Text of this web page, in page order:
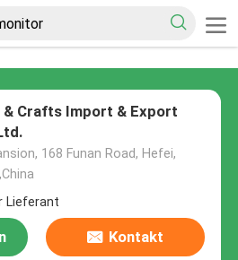
& Crafts Import & Export
168 Funan Road, Hefei,
Lieferant
Kontakt